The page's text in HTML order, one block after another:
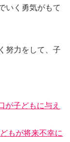
いく勇気がもて
努力をして、子
子どもに与え
もが将来不幸に